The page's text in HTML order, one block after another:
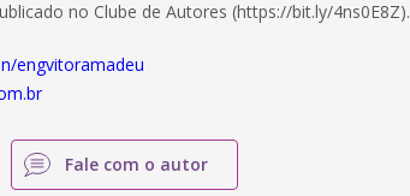
no Clube de Autores (https://bit.ly/4ns0E8Z).
engvitoramadeu
Fale com o autor